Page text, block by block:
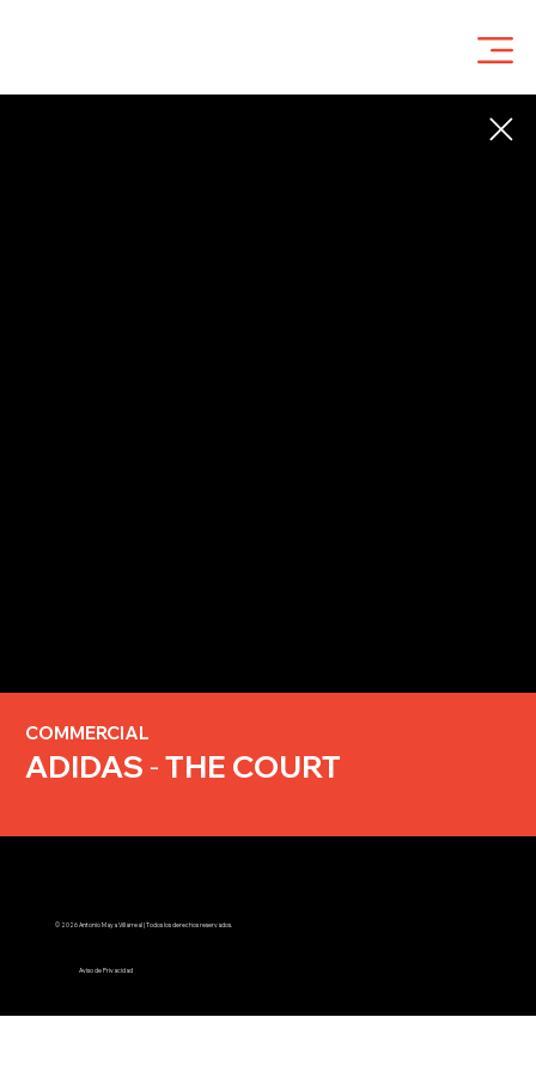
COMMERCIAL
ADIDAS- THE COURT
© 2026 Antonio Maya Villarreal | Todos los derechos reservados.
Aviso de Privacidad